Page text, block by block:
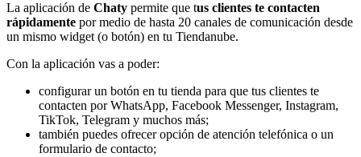
La aplicación de Chaty permite que tus clientes te contacten
rápidamente por medio de hasta 20 canales de comunicación desde
un mismo widget (o botón) en tu Tiendanube.
Con la aplicación vas a poder:
configurar un botón en tu tienda para que tus clientes te
contacten por WhatsApp, Facebook Messenger, Instagram,
TikTok, Telegram y muchos más;
también puedes ofrecer opción de atención telefónica o un
formulario de contacto;